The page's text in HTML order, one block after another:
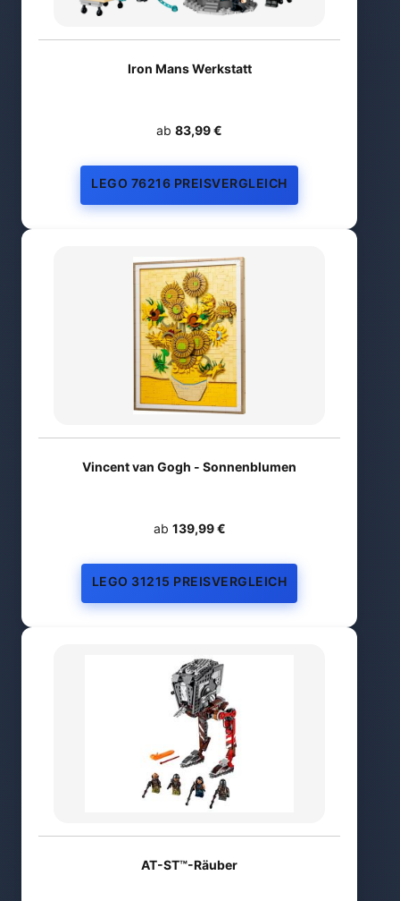
Iron Mans Werkstatt
ab 83,99 €
LEGO 76216 PREISVERGLEICH
Vincent van Gogh - Sonnenblumen
ab 139,99 €
LEGO 31215 PREISVERGLEICH
AT-ST™-Räuber